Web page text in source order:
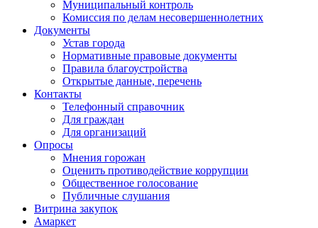
Муниципальный контроль
Комиссия по делам несовершеннолетних
Документы
Устав города
Нормативные правовые документы
Правила благоустройства
Открытые данные, перечень
Контакты
Телефонный справочник
Для граждан
Для организаций
Опросы
Мнения горожан
Оценить противодействие коррупции
Общественное голосование
Публичные слушания
Витрина закупок
Амаркет